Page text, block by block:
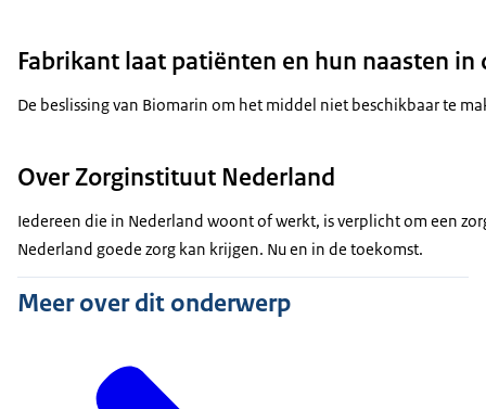
Fabrikant laat patiënten en hun naasten in
De beslissing van Biomarin om het middel niet beschikbaar te
Over Zorginstituut Nederland
Iedereen die in Nederland woont of werkt, is verplicht om een
Nederland goede zorg kan krijgen. Nu en in de toekomst.
Meer over dit onderwerp